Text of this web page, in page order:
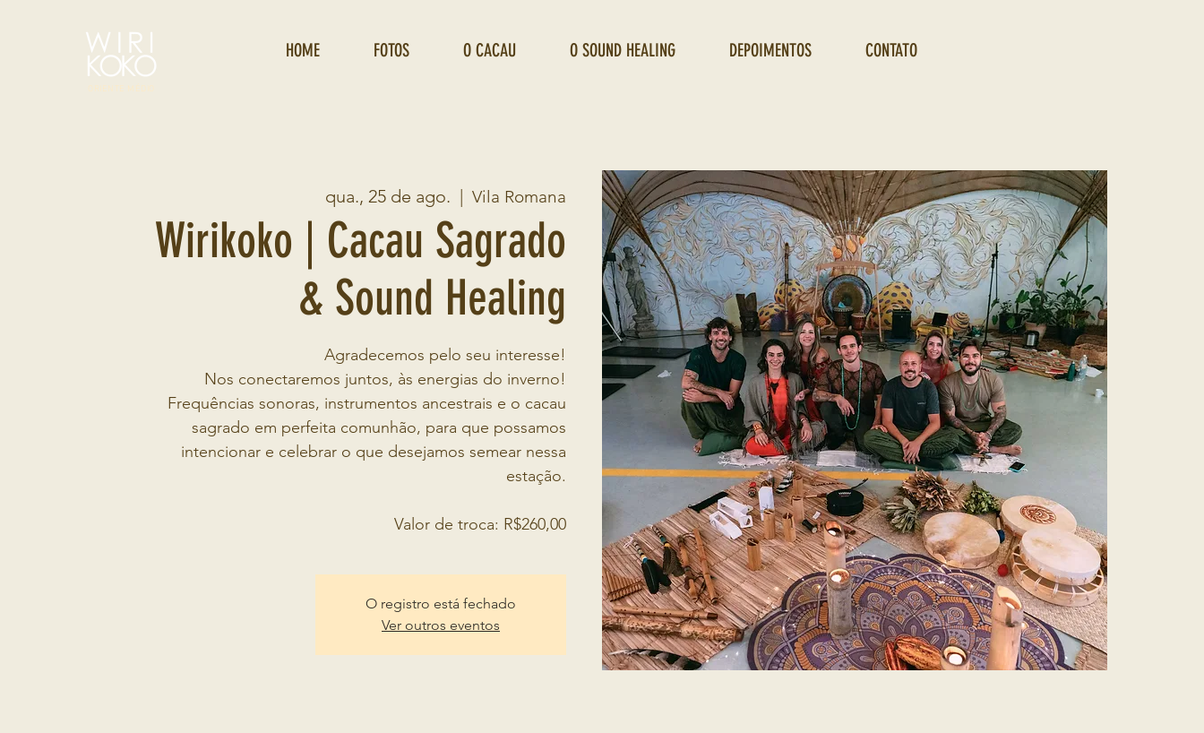
ORIENTE MÉDIO
HOME FOTOS O CACAU O SOUND HEALING DEPOIMENTOS CONTATO
qua., 25 de ago.
  |
Vila Romana
Wirikoko | Cacau Sagrado
& Sound Healing
Agradecemos pelo seu interesse!
Nos conectaremos juntos, às energias do inverno!
Frequências sonoras, instrumentos ancestrais e o cacau
sagrado em perfeita comunhão, para que possamos
intencionar e celebrar o que desejamos semear nessa
estação.
Valor de troca: R$260,00
O registro está fechado
Ver outros eventos